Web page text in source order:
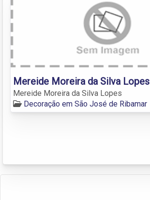
Mereide Moreira da Silva Lopes
Mereide Moreira da Silva Lopes
Decoração em São José de Ribamar